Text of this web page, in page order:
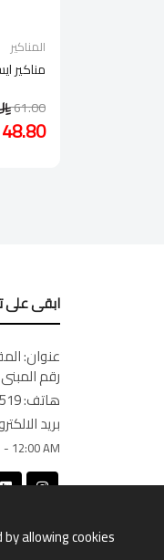
المناكير
مناكير
61.00
48.80
ابقى على
عنوان:
رقم المبنى 7277 صندوق بريدي 12212 – الرياض
هاتف:
بريد
- 12:00 AM
allowing cookies.